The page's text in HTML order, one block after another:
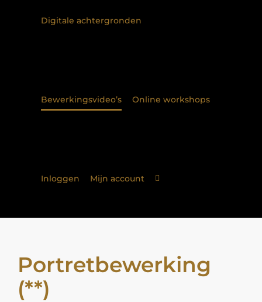
Digitale achtergronden
Bewerkingsvideo’s Online workshops
Inloggen Mijn account
Portretbewerking
(**)